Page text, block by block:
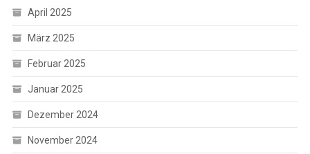
April 2025
März 2025
Februar 2025
Januar 2025
Dezember 2024
November 2024